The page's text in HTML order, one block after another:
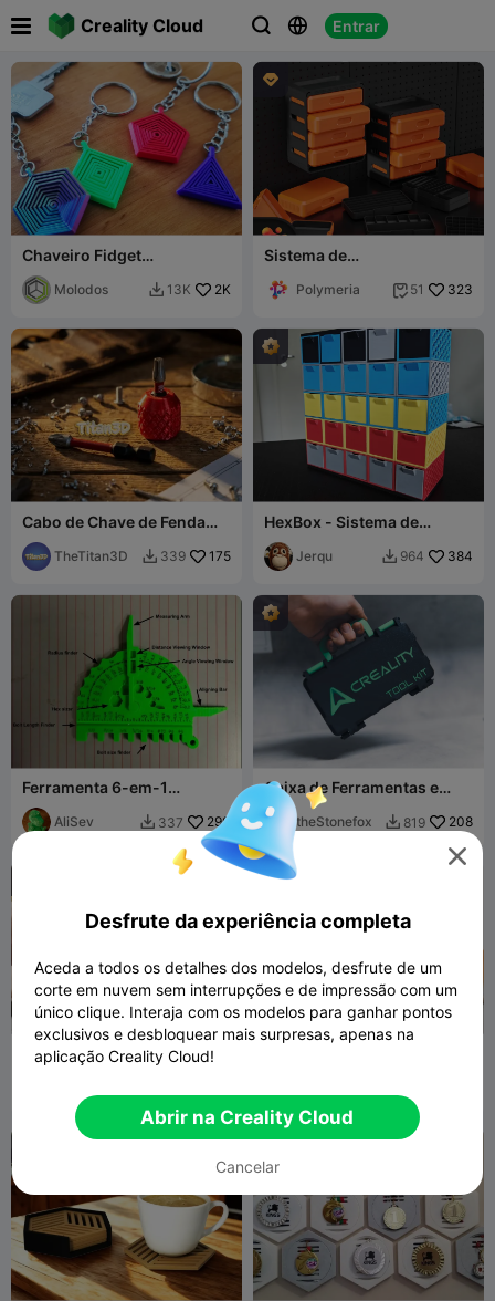
Creality Cloud   Entrar
 
Chaveiro Fidget
(Hexágono/Pentágono/Qua
drado/Triângulo)
Molodos  13K 2K

Sistema de
Polymeria
Polymeria  51 323
Cabo de Chave de Fenda
Mini para Pontas
Hexagonais de 1/4"
TheTitan3D  339 175
HexBox - Sistema de
armazenamento modular,
empilhável e
personalizável
Jerqu  964 384
Ferramenta 6-em-1
Transferidor-Parafusos-
Raio-Régua-Paquímetro
(SAE-polegadas)
AliSev  337 290
Caixa de Ferramentas e
Acessórios para
Impressora CREALITY
theStonefox  819 208
G F
Cubos de Fidget
Hexagonais Deslizantes

Desfrute da experiência completa
Aceda a todos os detalhes dos modelos, desfrute de um
corte em nuvem sem interrupções e de impressão com um
único clique. Interaja com os modelos para ganhar pontos
exclusivos e desbloquear mais surpresas, apenas na
aplicação Creality Cloud!
Abrir na Creality Cloud
Cancelar